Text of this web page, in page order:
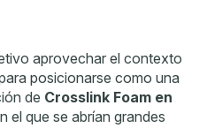
aprovechar el contexto
posicionarse como una
de Crosslink Foam en
el que se abrían grandes